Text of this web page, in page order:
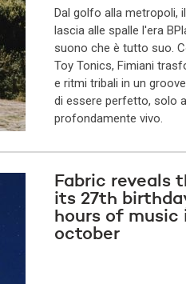
Dal golfo alla metropoli,
lascia alle spalle l'era
suono che è tutto suo.
Toy Tonics, Fimiani
e ritmi tribali in un
di essere perfetto, solo
profondamente vivo.
Fabric reveals
its 27th
hours of music
october